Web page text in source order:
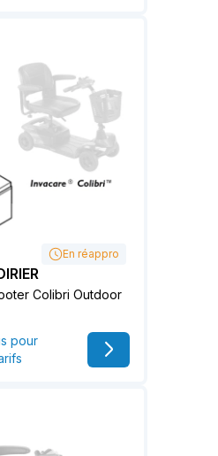
En réappro
Colibri Outdoor
pour